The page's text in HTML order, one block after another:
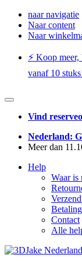
naar navigatie
Naar content
Naar
⚡️ Koop
vanaf 10
Vind
Nederland:
Meer dan
Help
Waar is
Contact
Alle